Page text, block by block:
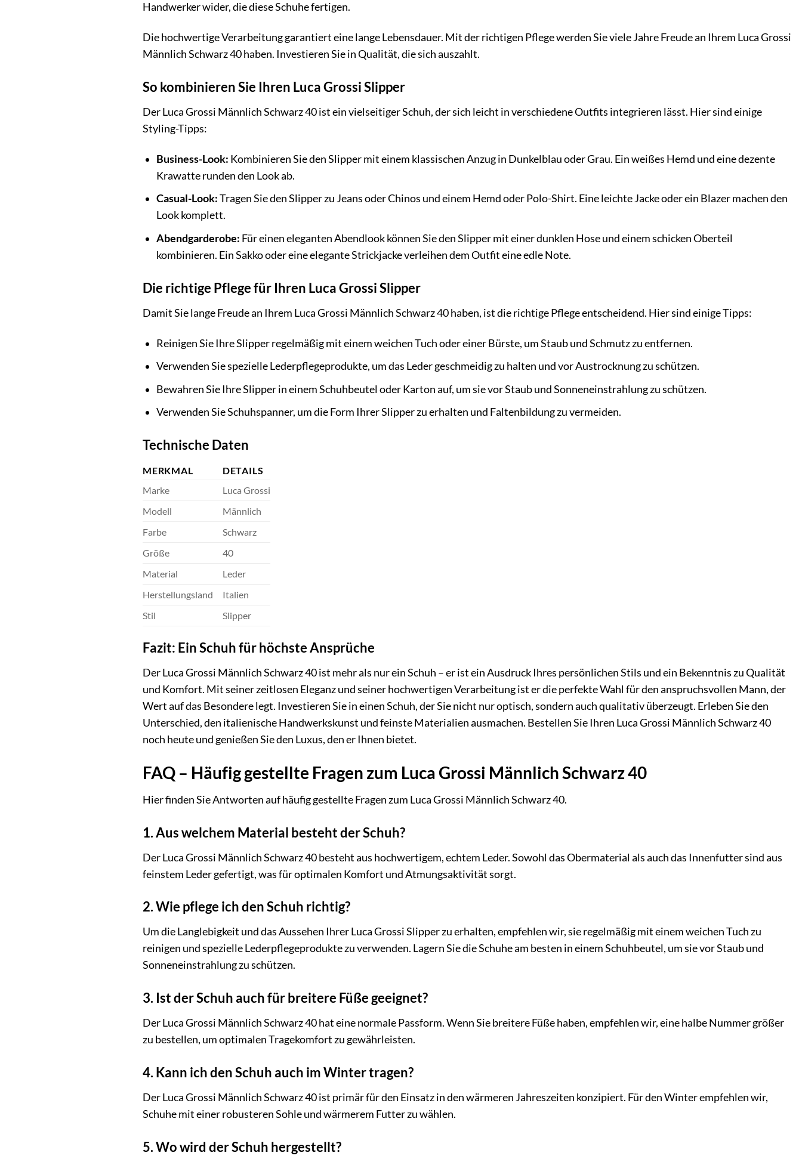
Handwerker wider, die diese Schuhe fertigen.
Die hochwertige Verarbeitung garantiert eine lange Lebensdauer. Mit der richtigen Pflege werden Sie viele Jahre Freude an Ihrem Luca Grossi
Männlich Schwarz 40 haben. Investieren Sie in Qualität, die sich auszahlt.
So kombinieren Sie Ihren Luca Grossi Slipper
Der Luca Grossi Männlich Schwarz 40 ist ein vielseitiger Schuh, der sich leicht in verschiedene Outfits integrieren lässt. Hier sind einige
Styling-Tipps:
Business-Look: Kombinieren Sie den Slipper mit einem klassischen Anzug in Dunkelblau oder Grau. Ein weißes Hemd und eine dezente
Krawatte runden den Look ab.
Casual-Look:Tragen Sie den Slipper zu Jeans oder Chinos und einem Hemd oder Polo-Shirt. Eine leichte Jacke oder ein Blazer machen den
Look komplett.
Abendgarderobe: Für einen eleganten Abendlook können Sie den Slipper mit einer dunklen Hose und einem schicken Oberteil
kombinieren. Ein Sakko oder eine elegante Strickjacke verleihen dem Outfit eine edle Note.
Die richtige Pflege für Ihren Luca Grossi Slipper
Damit Sie lange Freude an Ihrem Luca Grossi Männlich Schwarz 40 haben, ist die richtige Pflege entscheidend. Hier sind einige Tipps:
Reinigen Sie Ihre Slipper regelmäßig mit einem weichen Tuch oder einer Bürste, um Staub und Schmutz zu entfernen.
Verwenden Sie spezielle Lederpflegeprodukte, um das Leder geschmeidig zu halten und vor Austrocknung zu schützen.
Bewahren Sie Ihre Slipper in einem Schuhbeutel oder Karton auf, um sie vor Staub und Sonneneinstrahlung zu schützen.
Verwenden Sie Schuhspanner, um die Form Ihrer Slipper zu erhalten und Faltenbildung zu vermeiden.
Technische Daten
MERKMAL
DETAILS
Marke
Luca Grossi
Modell
Männlich
Farbe
Schwarz
Größe
40
Material
Leder
Herstellungsland
Italien
Stil
Slipper
Fazit: Ein Schuh für höchste Ansprüche
Der Luca Grossi Männlich Schwarz 40 ist mehr als nur ein Schuh – er ist ein Ausdruck Ihres persönlichen Stils und ein Bekenntnis zu Qualität
und Komfort. Mit seiner zeitlosen Eleganz und seiner hochwertigen Verarbeitung ist er die perfekte Wahl für den anspruchsvollen Mann, der
Wert auf das Besondere legt. Investieren Sie in einen Schuh, der Sie nicht nur optisch, sondern auch qualitativ überzeugt. Erleben Sie den
Unterschied, den italienische Handwerkskunst und feinste Materialien ausmachen. Bestellen Sie Ihren Luca Grossi Männlich Schwarz 40
noch heute und genießen Sie den Luxus, den er Ihnen bietet.
FAQ – Häufig gestellte Fragen zum Luca Grossi Männlich Schwarz 40
Hier finden Sie Antworten auf häufig gestellte Fragen zum Luca Grossi Männlich Schwarz 40.
1. Aus welchem Material besteht der Schuh?
Der Luca Grossi Männlich Schwarz 40 besteht aus hochwertigem, echtem Leder. Sowohl das Obermaterial als auch das Innenfutter sind aus
feinstem Leder gefertigt, was für optimalen Komfort und Atmungsaktivität sorgt.
2. Wie pflege ich den Schuh richtig?
Um die Langlebigkeit und das Aussehen Ihrer Luca Grossi Slipper zu erhalten, empfehlen wir, sie regelmäßig mit einem weichen Tuch zu
reinigen und spezielle Lederpflegeprodukte zu verwenden. Lagern Sie die Schuhe am besten in einem Schuhbeutel, um sie vor Staub und
Sonneneinstrahlung zu schützen.
3. Ist der Schuh auch für breitere Füße geeignet?
Der Luca Grossi Männlich Schwarz 40 hat eine normale Passform. Wenn Sie breitere Füße haben, empfehlen wir, eine halbe Nummer größer
zu bestellen, um optimalen Tragekomfort zu gewährleisten.
4. Kann ich den Schuh auch im Winter tragen?
Der Luca Grossi Männlich Schwarz 40 ist primär für den Einsatz in den wärmeren Jahreszeiten konzipiert. Für den Winter empfehlen wir,
Schuhe mit einer robusteren Sohle und wärmerem Futter zu wählen.
5. Wo wird der Schuh hergestellt?